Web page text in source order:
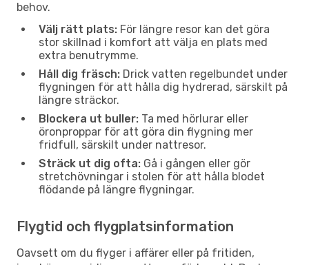
behov.
Välj rätt plats: För längre resor kan det göra
stor skillnad i komfort att välja en plats med
extra benutrymme.
Håll dig fräsch: Drick vatten regelbundet under
flygningen för att hålla dig hydrerad, särskilt på
längre sträckor.
Blockera ut buller: Ta med hörlurar eller
öronproppar för att göra din flygning mer
fridfull, särskilt under nattresor.
Sträck ut dig ofta: Gå i gången eller gör
stretchövningar i stolen för att hålla blodet
flödande på längre flygningar.
Flygtid och flygplatsinformation
Oavsett om du flyger i affärer eller på fritiden,